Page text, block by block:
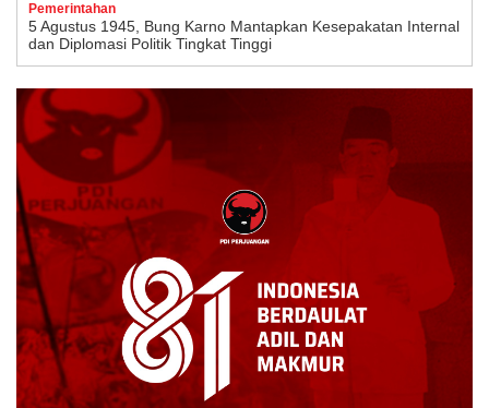
Pemerintahan
5 Agustus 1945, Bung Karno Mantapkan Kesepakatan Internal
dan Diplomasi Politik Tingkat Tinggi